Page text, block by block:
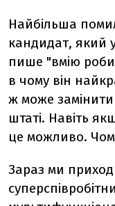
Найбільша
кандидат, який
пише "вмію
в чому він
ж може
штаті. Навіть
це можливо.
Зараз ми